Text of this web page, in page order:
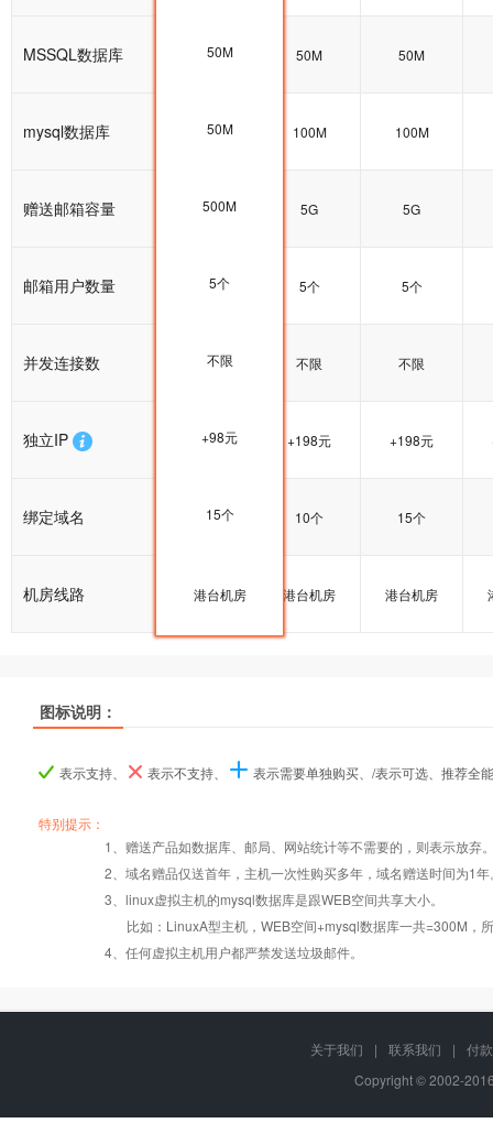
MSSQL数据库 50M 50M 50M
mysql数据库 100M 100M 100M
赠送邮箱容量 5G 5G 5G
邮箱用户数量 5个 5个 5个
并发连接数 不限 不限 不限
独立IP +198元 +198元 +198元
绑定域名 15个 10个 15个
机房线路 港台机房 港台机房 港台机房
50M
50M
500M
5个
不限
+98元
15个
港台机房
产品名称
Windows2008/
Linux
Windows2008/
Linux
Windows2008/
Linux
产品名称
错误页面定义
产品名称
数据定期备份
数据自助恢复
图标说明：
表示支持、 表示不支持、 表示需要单独购买、/表示可选、推荐全
特别提示：
1、赠送产品如数据库、邮局、网站统计等不需要的，则表示放弃
2、域名赠品仅送首年，主机一次性购买多年，域名赠送时间为1年
3、linux虚拟主机的mysql数据库是跟WEB空间共享大小。
比如：LinuxA型主机，WEB空间+mysql数据库一共=300M，
4、任何虚拟主机用户都严禁发送垃圾邮件。
关于我们 | 联系我们 |
付
Copyright © 2002-